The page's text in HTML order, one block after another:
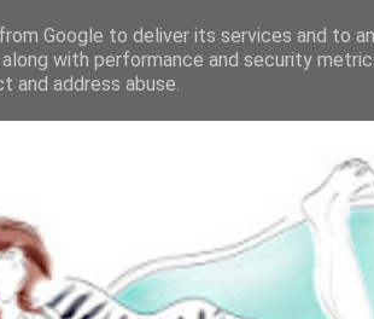
Google to deliver its services and to
with performance and security
address abuse.